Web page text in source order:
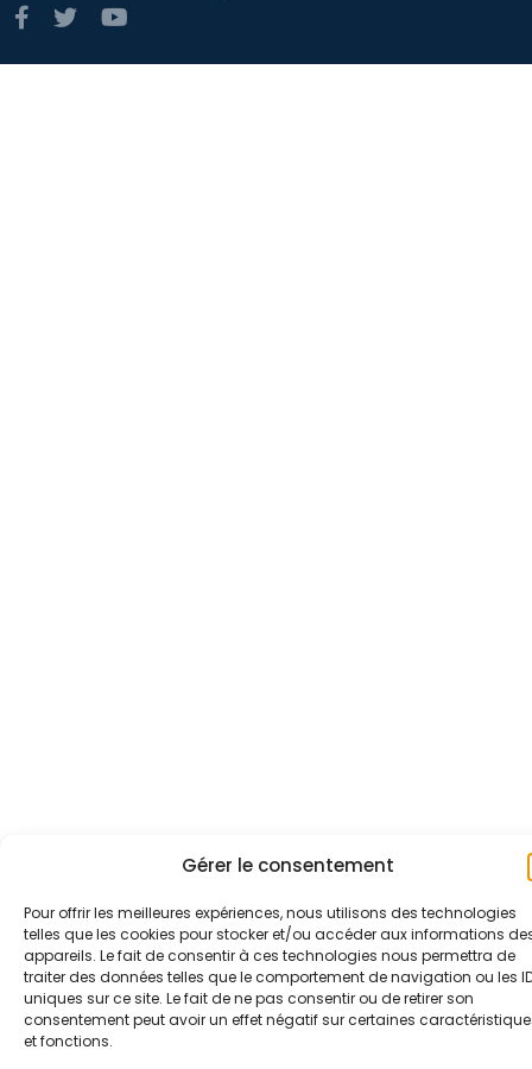
Gérer le consentement
Pour offrir les meilleures expériences, nous utilisons des technologies
telles que les cookies pour stocker et/ou accéder aux informations
appareils. Le fait de consentir à ces technologies nous permettra de
traiter des données telles que le comportement de navigation ou les
uniques sur ce site. Le fait de ne pas consentir ou de retirer son
consentement peut avoir un effet négatif sur certaines
et fonctions.